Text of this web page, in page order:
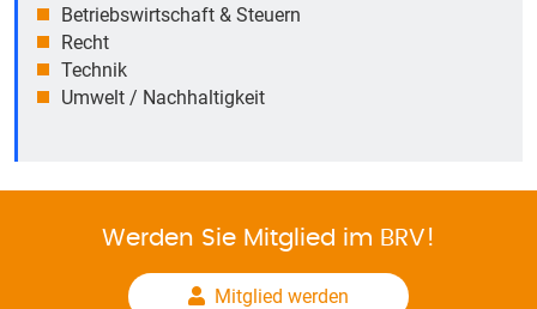
Betriebswirtschaft & Steuern
Recht
Technik
Umwelt / Nachhaltigkeit
Werden Sie Mitglied im BRV!
Mitglied werden